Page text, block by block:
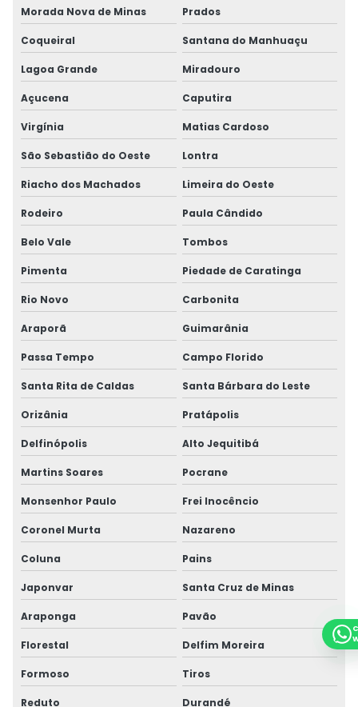
Morada Nova de Minas Prados
Coqueiral Santana do Manhuaçu
Lagoa Grande Miradouro
Açucena Caputira
Virgínia Matias Cardoso
São Sebastião do Oeste Lontra
Riacho dos Machados Limeira do Oeste
Rodeiro Paula Cândido
Belo Vale Tombos
Pimenta Piedade de Caratinga
Rio Novo Carbonita
Araporã Guimarânia
Passa Tempo Campo Florido
Santa Rita de Caldas Santa Bárbara do Leste
Orizânia Pratápolis
Delfinópolis Alto Jequitibá
Martins Soares Pocrane
Monsenhor Paulo Frei Inocêncio
Coronel Murta Nazareno
Coluna Pains
Japonvar Santa Cruz de Minas
Araponga Pavão
Florestal Delfim Moreira
Formoso Tiros
Reduto Durandé